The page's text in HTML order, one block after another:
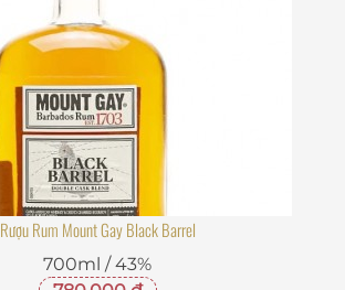
Rượu Rum Mount Gay Black Barrel
700ml / 43%